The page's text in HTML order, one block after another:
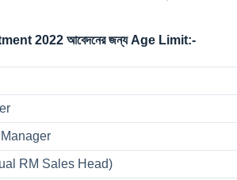
2022 আবেদনের জন্য Age Limit:-
RM Sales Head)